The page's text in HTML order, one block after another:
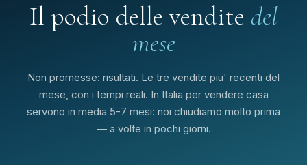
Il podio delle vendite del
mese
Non promesse: risultati. Le tre vendite piu' recenti del
mese, con i tempi reali. In Italia per vendere casa
servono in media 5-7 mesi: noi chiudiamo molto prima
— a volte in pochi giorni.